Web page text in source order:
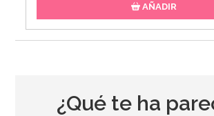
AÑADIR
¿Qué te ha